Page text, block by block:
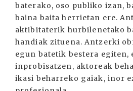
baterako, oso publiko izan,
baina baita herrietan ere.
aktibitaterik hurbilenetako
handiak zituena. Antzerki
egun batetik bestera egiten,
inprobisatzen, aktoreak
ikasi beharreko gaiak, inor